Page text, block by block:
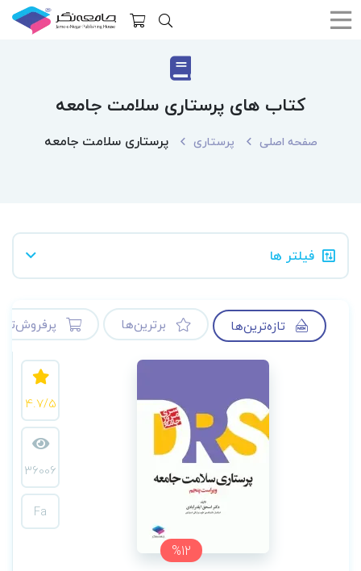
کتاب های پرستاری سلامت جامعه
صفحه اصلی پرستاری پرستاری سلامت جامعه
فیلتر ها
تازه‌ترین‌ها برترین‌ها
%12
4.7/5
36006
Fa